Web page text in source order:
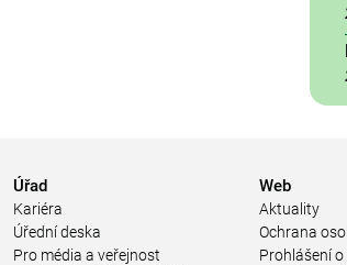
Úřad
Kariéra
Úřední deska
Pro média a veřejnost
Web
Aktuality
Ochrana
Prohlášení